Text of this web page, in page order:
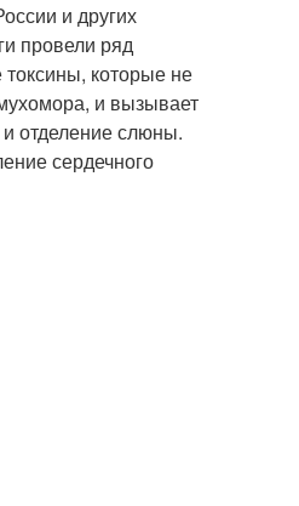
и других
провели ряд
которые не
и вызывает
отделение слюны.
сердечного